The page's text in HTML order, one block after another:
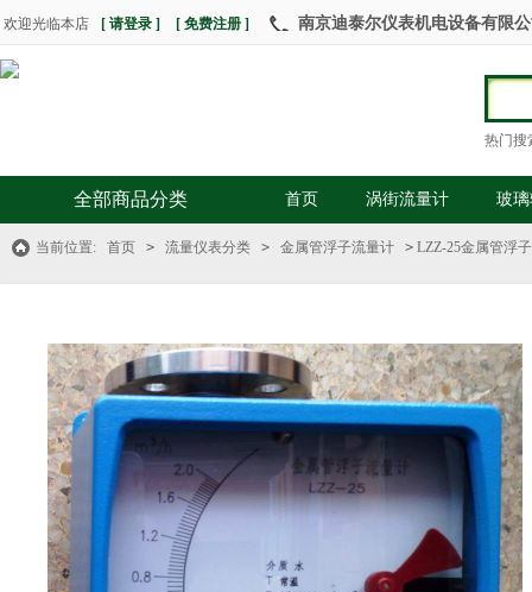
欢迎光临本店 [ 请登录 ] [ 免费注册 ] 南京迪泰尔仪表机电设备有限
热门搜
全部商品分类 首页 涡街流量计 玻
当前位置: 首页 > 流量仪表分类 > 金属管浮子流量计 > LZZ-25金属管浮